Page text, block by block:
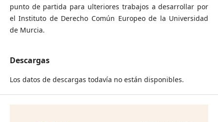
punto de partida para ulteriores trabajos a desarrollar por
el Instituto de Derecho Común Europeo de la Universidad
de Murcia.
Descargas
Los datos de descargas todavía no están disponibles.